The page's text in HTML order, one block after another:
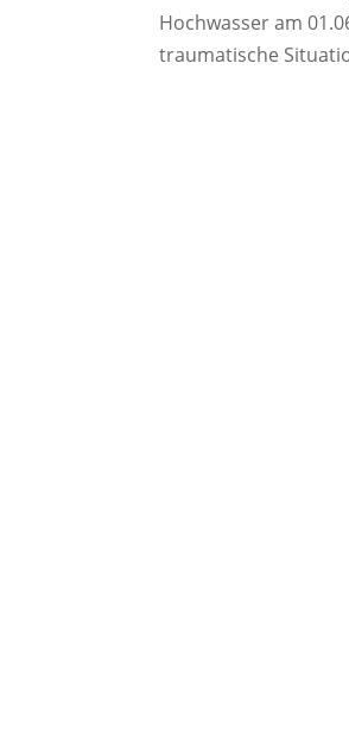
Hochwasser am
traumatische